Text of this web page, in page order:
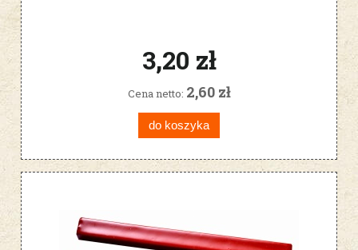
3,20 zł
Cena netto: 2,60 zł
do koszyka